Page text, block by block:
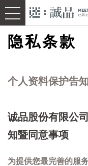
隐私条款
个人资料保护告
诚品股份有限公
知暨同意事项
为提供您最完善的服